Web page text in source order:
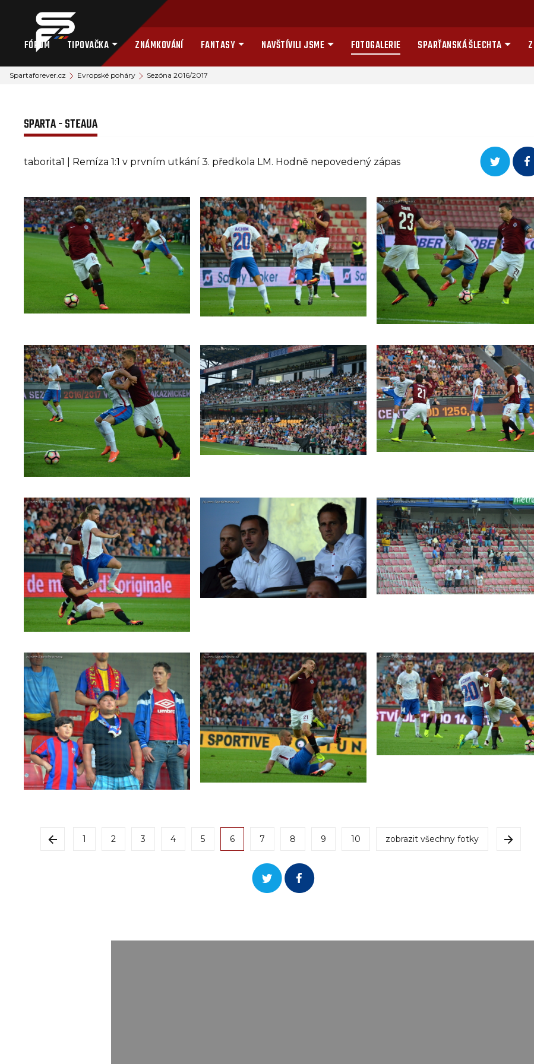
FÓRUM TIPOVAČKA ZNÁMKOVÁNÍ FANTASY NAVŠTÍVILI JSME FOTOGALERIE SPARŤANSKÁ ŠLECHTA
Spartaforever.cz Evropské poháry Sezóna 2016/2017
SPARTA - STEAUA
taborita1 | Remíza 1:1 v prvním utkání 3. předkola LM. Hodně nepovedený zápas
1 2 3 4 5 6 7 8 9 10 zobrazit všechny fotky